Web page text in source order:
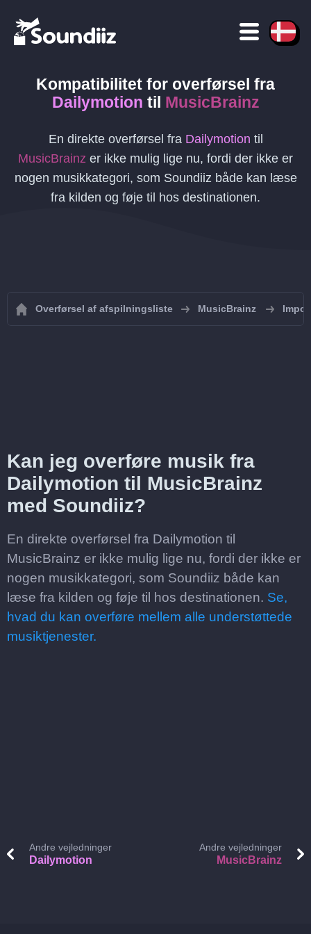
Kompatibilitet for overførsel fra
Dailymotion til MusicBrainz
En direkte overførsel fra Dailymotion til
MusicBrainz er ikke mulig lige nu, fordi der ikke er
nogen musikkategori, som Soundiiz både kan læse
fra kilden og føje til hos destinationen.
Overførsel af afspilningsliste MusicBrainz
Kan jeg overføre musik fra
Dailymotion til MusicBrainz
med Soundiiz?
En direkte overførsel fra Dailymotion til
MusicBrainz er ikke mulig lige nu, fordi der ikke er
nogen musikkategori, som Soundiiz både kan
læse fra kilden og føje til hos destinationen. Se,
hvad du kan overføre mellem alle understøttede
musiktjenester.
Andre vejledninger
Dailymotion
Andre vejledninger
MusicBrainz